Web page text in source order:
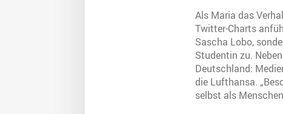
Als Maria das
Twitter-Charts
Sascha Lobo,
Studentin zu.
Deutschland:
die Lufthansa.
selbst als